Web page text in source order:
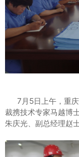
7月5日上午，重
裁携技术专家马越博
朱庆光、副总经理赵